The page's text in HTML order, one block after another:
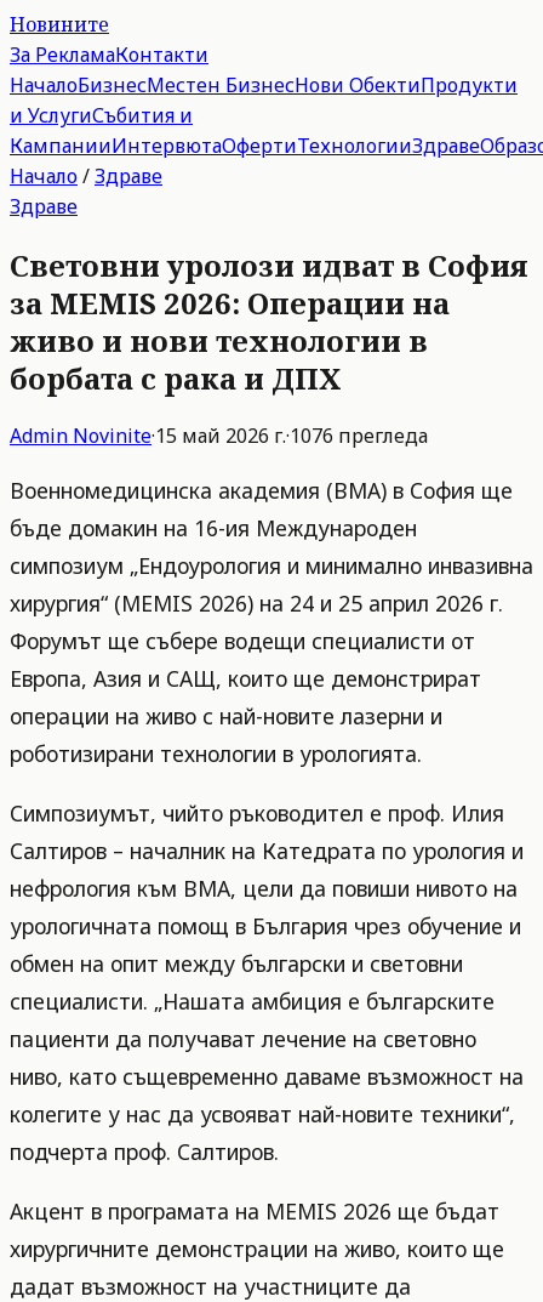
Новините
За РекламаКонтакти
НачалоБизнесМестен БизнесНови ОбектиПродукти
и УслугиСъбития и
КампанииИнтервютаОфертиТехнологииЗдраве
Начало/Здраве
Здраве
Световни уролози идват в София
за MEMIS 2026: Операции на
живо и нови технологии в
борбата с рака и ДПХ
Admin Novinite·15 май 2026 г.·1076 прегледа
Военномедицинска академия (ВМА) в София ще
бъде домакин на 16-ия Международен
симпозиум „Ендоурология и минимално инвазивна
хирургия“ (MEMIS 2026) на 24 и 25 април 2026 г.
Форумът ще събере водещи специалисти от
Европа, Азия и САЩ, които ще демонстрират
операции на живо с най-новите лазерни и
роботизирани технологии в урологията.
Симпозиумът, чийто ръководител е проф. Илия
Салтиров – началник на Катедрата по урология и
нефрология към ВМА, цели да повиши нивото на
урологичната помощ в България чрез обучение и
обмен на опит между български и световни
специалисти. „Нашата амбиция е българските
пациенти да получават лечение на световно
ниво, като същевременно даваме възможност на
колегите у нас да усвояват най-новите техники“,
подчерта проф. Салтиров.
Акцент в програмата на MEMIS 2026 ще бъдат
хирургичните демонстрации на живо, които ще
дадат възможност на участниците да